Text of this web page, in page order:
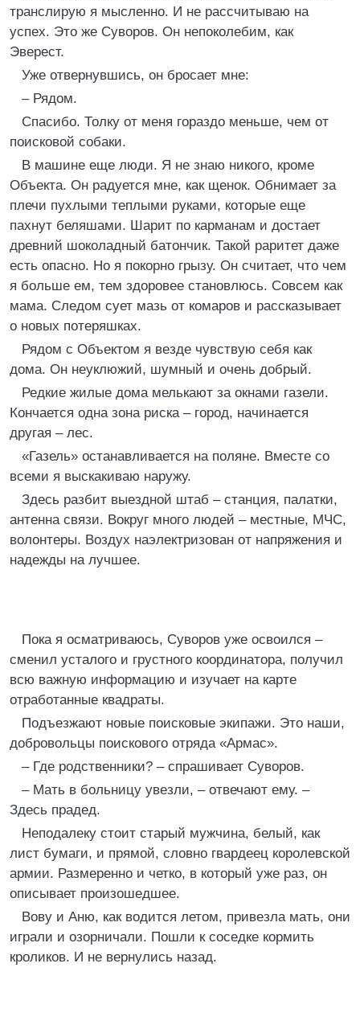
транслирую я мысленно. И не рассчитываю на
успех. Это же Суворов. Он непоколебим, как
Эверест.
Уже отвернувшись, он бросает мне:
– Рядом.
Спасибо. Толку от меня гораздо меньше, чем от
поисковой собаки.
В машине еще люди. Я не знаю никого, кроме
Объекта. Он радуется мне, как щенок. Обнимает за
плечи пухлыми теплыми руками, которые еще
пахнут беляшами. Шарит по карманам и достает
древний шоколадный батончик. Такой раритет даже
есть опасно. Но я покорно грызу. Он считает, что чем
я больше ем, тем здоровее становлюсь. Совсем как
мама. Следом сует мазь от комаров и рассказывает
о новых потеряшках.
Рядом с Объектом я везде чувствую себя как
дома. Он неуклюжий, шумный и очень добрый.
Редкие жилые дома мелькают за окнами газели.
Кончается одна зона риска – город, начинается
другая – лес.
«Газель» останавливается на поляне. Вместе со
всеми я выскакиваю наружу.
Здесь разбит выездной штаб – станция, палатки,
антенна связи. Вокруг много людей – местные, МЧС,
волонтеры. Воздух наэлектризован от напряжения и
надежды на лучшее.
Пока я осматриваюсь, Суворов уже освоился –
сменил усталого и грустного координатора, получил
всю важную информацию и изучает на карте
отработанные квадраты.
Подъезжают новые поисковые экипажи. Это наши,
добровольцы поискового отряда «Армас».
– Где родственники? – спрашивает Суворов.
– Мать в больницу увезли, – отвечают ему. –
Здесь прадед.
Неподалеку стоит старый мужчина, белый, как
лист бумаги, и прямой, словно гвардеец королевской
армии. Размеренно и четко, в который уже раз, он
описывает произошедшее.
Вову и Аню, как водится летом, привезла мать, они
играли и озорничали. Пошли к соседке кормить
кроликов. И не вернулись назад.